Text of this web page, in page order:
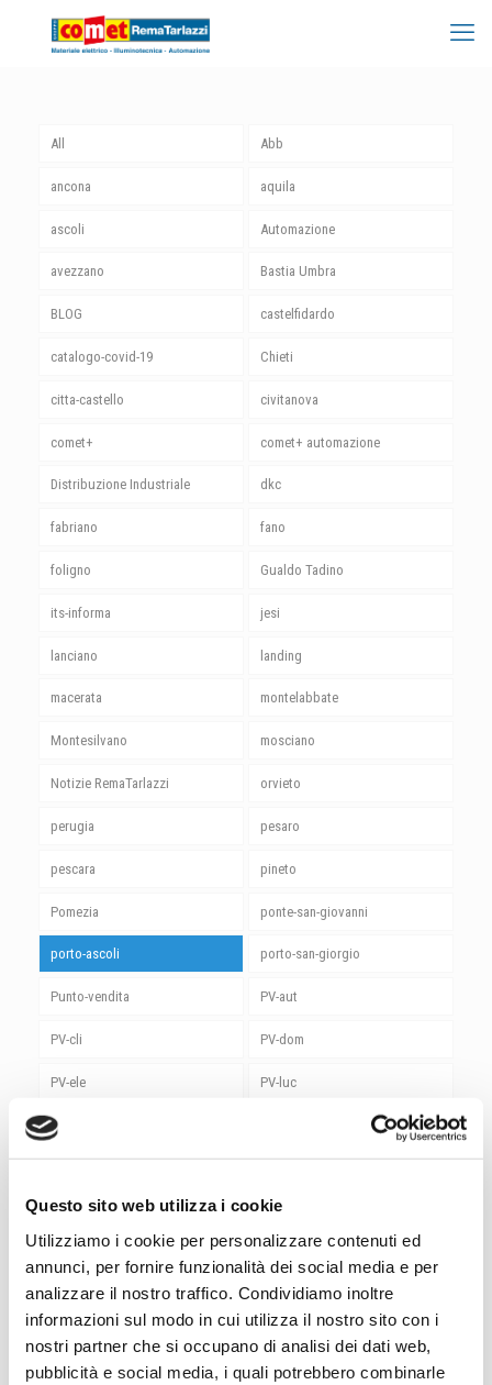
Questo sito web utilizza i cookie
Utilizziamo i cookie per personalizzare contenuti ed
annunci, per fornire funzionalità dei social media e per
analizzare il nostro traffico. Condividiamo inoltre
informazioni sul modo in cui utilizza il nostro sito con i
nostri partner che si occupano di analisi dei dati web,
pubblicità e social media, i quali potrebbero combinarle
All Abb
ancona aquila
ascoli Automazione
avezzano Bastia Umbra
BLOG castelfidardo
catalogo-covid-19 Chieti
citta-castello civitanova
comet+ comet+ automazione
Distribuzione Industriale dkc
fabriano fano
foligno Gualdo Tadino
its-informa jesi
lanciano landing
macerata montelabbate
Montesilvano mosciano
Notizie RemaTarlazzi orvieto
perugia pesaro
pescara pineto
Pomezia ponte-san-giovanni
porto-ascoli porto-san-giorgio
Punto-vendita PV-aut
PV-cli PV-dom
PV-ele PV-luc
PV-rin
roma Roma Magliana
Sicurezza siemens
spoleto stardream
Studio Luce Sungrow